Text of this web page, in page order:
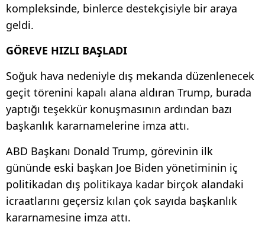
kompleksinde, binlerce destekçisiyle bir araya
geldi.
GÖREVE HIZLI BAŞLADI
Soğuk hava nedeniyle dış mekanda düzenlenecek
geçit törenini kapalı alana aldıran Trump, burada
yaptığı teşekkür konuşmasının ardından bazı
başkanlık kararnamelerine imza attı.
ABD Başkanı Donald Trump, görevinin ilk
gününde eski başkan Joe Biden yönetiminin iç
politikadan dış politikaya kadar birçok alandaki
icraatlarını geçersiz kılan çok sayıda başkanlık
kararnamesine imza attı.